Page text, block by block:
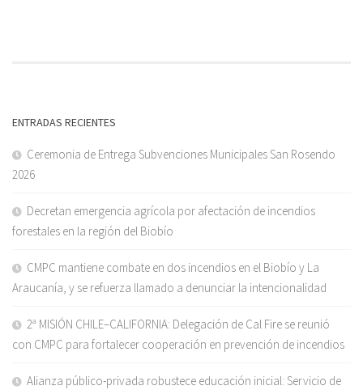
ENTRADAS RECIENTES
Ceremonia de Entrega Subvenciones Municipales San Rosendo
2026
Decretan emergencia agrícola por afectación de incendios
forestales en la región del Biobío
CMPC mantiene combate en dos incendios en el Biobío y La
Araucanía, y se refuerza llamado a denunciar la intencionalidad
2ª MISIÓN CHILE–CALIFORNIA: Delegación de Cal Fire se reunió
con CMPC para fortalecer cooperación en prevención de incendios
Alianza público-privada robustece educación inicial: Servicio de